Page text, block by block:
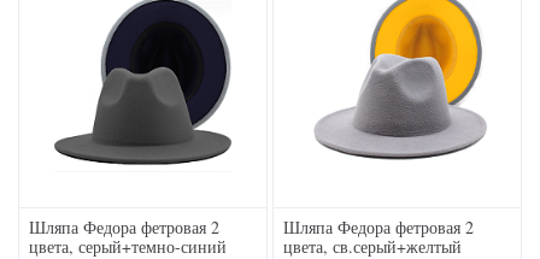
Шляпа Федора фетровая 2
цвета, серый+темно-синий
Шляпа Федора фетровая 2
цвета, св.серый+желтый